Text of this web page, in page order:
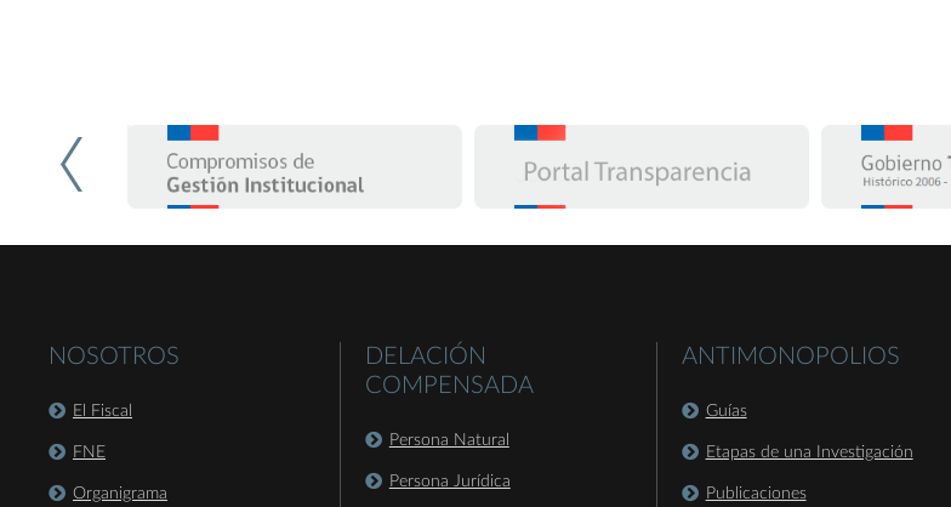
NOSOTROS
El Fiscal
FNE
Organigrama
DELACIÓN
COMPENSADA
Persona Natural
Persona Jurídica
ANTIMONOPOLIOS
Guías
Etapas de una Investigación
Publicaciones